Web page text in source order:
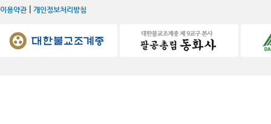
이용약관| 개인정보처리방침